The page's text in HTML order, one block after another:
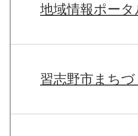
地域情報ポー
習志野市まち